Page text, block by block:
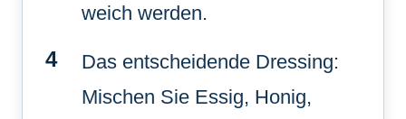
weich werden.
Das entscheidende Dressing:
Mischen Sie Essig, Honig,